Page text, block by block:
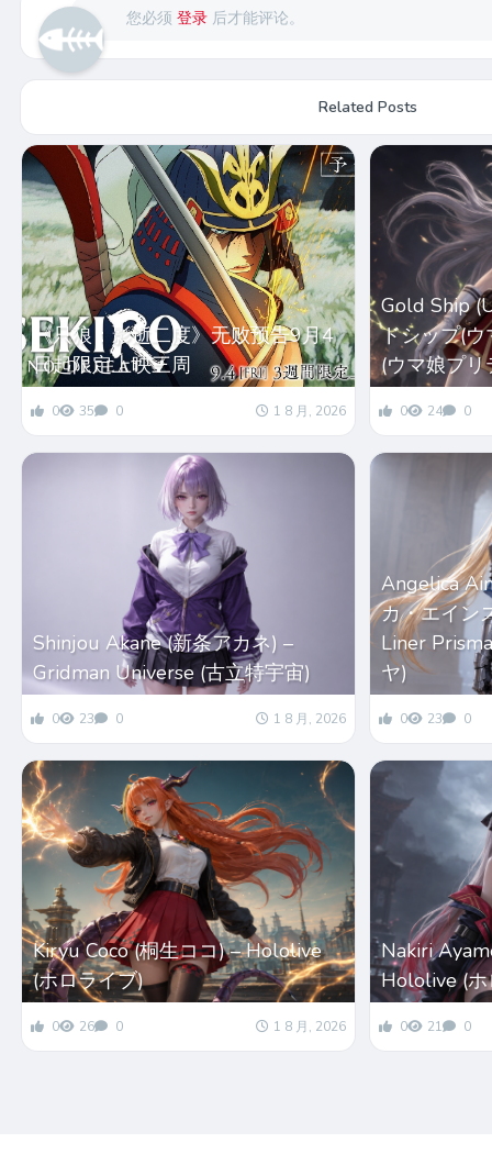
您必须登录 后才能评论。
Related Posts
《只狼：影逝二度》无败预告9月4
日起限定上映三周
0 35 0 1 8 月, 2026
Gold Ship
ドシップ(
(ウマ娘プ
0 24 0
Shinjou Akane (新条アカネ) –
Gridman Universe (古立特宇宙)
0 23 0 1 8 月, 2026
Angelica
カ・エイン
Liner
ヤ)
0 23 0
Kiryu Coco (桐生ココ) – Hololive
(ホロライブ)
0 26 0 1 8 月, 2026
Nakiri
Hololive (ホ
0 21 0